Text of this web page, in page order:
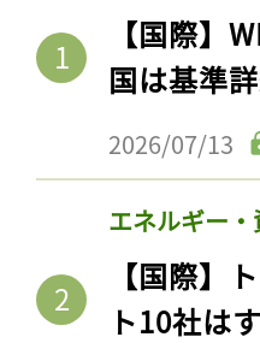
【国際】
国は基準
2026/07/13
エネルギー
【国際】
ト10社は